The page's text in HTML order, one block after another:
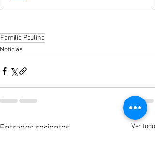
Familia Paulina
Noticias
Entradas recientes Ver todo